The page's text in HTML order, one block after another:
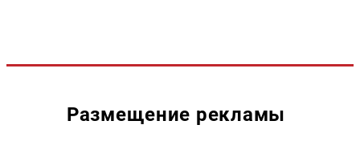
Размещение рекламы